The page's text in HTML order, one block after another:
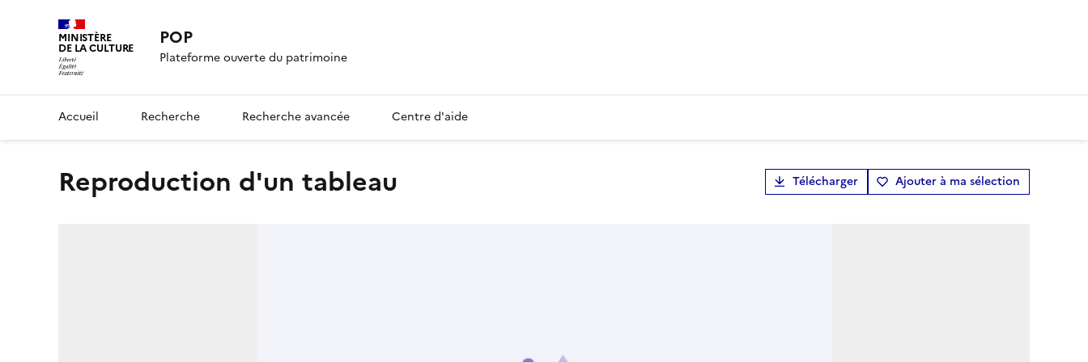
MINISTÈRE
DE LA CULTURE POP
Plateforme ouverte du patrimoine
Accueil Recherche Recherche avancée Centre d'aide
Reproduction d'un tableau Télécharger Ajouter à ma sélection